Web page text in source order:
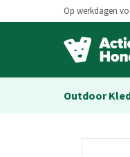
Op werkdagen
Outdoor